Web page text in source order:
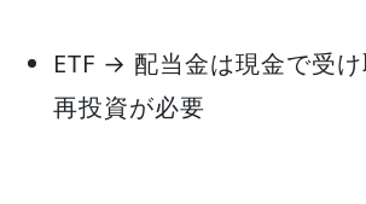
ETF → 配当金は現金で受
再投資が必要